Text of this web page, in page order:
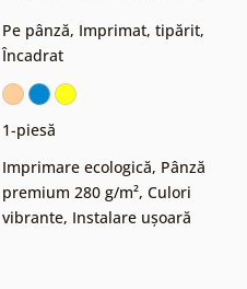
Pe pânză, Imprimat, tipărit,
Încadrat
1-piesă
Imprimare ecologică, Pânză
premium 280 g/m², Culori
vibrante, Instalare ușoară